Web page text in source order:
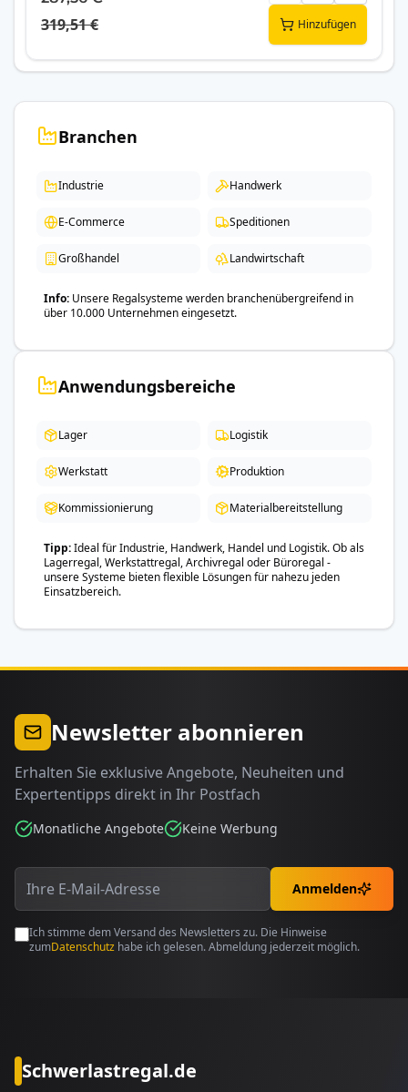
319,51 € Hinzufügen
Branchen
Industrie Handwerk
E-Commerce Speditionen
Großhandel Landwirtschaft
Info Unsere Regalsysteme werden branchenübergreifend in
über 10.000 Unternehmen eingesetzt.
Anwendungsbereiche
Lager Logistik
Werkstatt Produktion
Kommissionierung Materialbereitstellung
Tipp Ideal für Industrie, Handwerk, Handel und Logistik. Ob als
Lagerregal, Werkstattregal, Archivregal oder Büroregal -
unsere Systeme bieten flexible Lösungen für nahezu jeden
Einsatzbereich.
Newsletter abonnieren
Erhalten Sie exklusive Angebote, Neuheiten und
Expertentipps direkt in Ihr Postfach
Monatliche Angebote Keine Werbung
Anmelden
Ich stimme dem Versand des Newsletters zu. Die Hinweise
zumDatenschutz habe ich gelesen. Abmeldung jederzeit möglich.
Schwerlastregal.de